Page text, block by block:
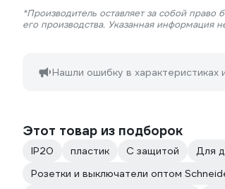
*Производитель оставляет за собой
его производства. Указанная информация
Нашли ошибку в характеристиках
Этот товар из подборок
IP20 пластик С защитой Для
Розетки и выключатели оптом